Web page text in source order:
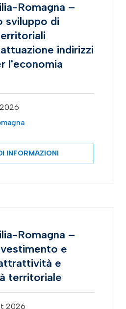
Romagna –
sviluppo di
indirizzi
l'economia
INFORMAZIONI
Romagna –
e
e
territoriale
2026